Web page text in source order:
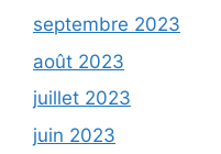
septembre 2023
août 2023
juillet 2023
juin 2023